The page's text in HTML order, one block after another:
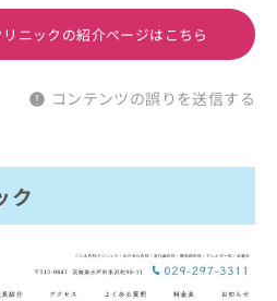
ニックの紹介ページはこちら
コンテンツの誤りを送信する
ク